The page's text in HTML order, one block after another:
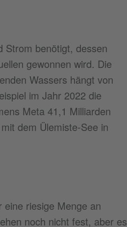
Strom benötigt, dessen
gewonnen wird. Die
Wassers hängt von
im Jahr 2022 die
Meta 41,1 Milliarden
dem Ülemiste-See in
riesige Menge an
noch nicht fest, aber es